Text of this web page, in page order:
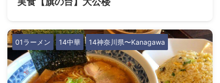
01ラーメン 14中華 14神奈川県〜Kanagawa